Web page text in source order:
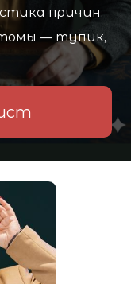
причин.
— тупик,